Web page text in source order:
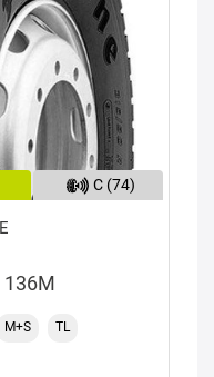
C (74)
136M
M+S TL